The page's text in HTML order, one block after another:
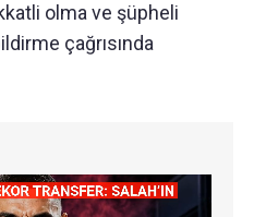
olma ve şüpheli
çağrısında